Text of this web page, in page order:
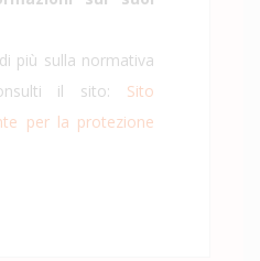
più sulla normativa
il sito: Sito
per la protezione